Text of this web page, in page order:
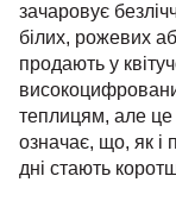
зачаровує
білих, рожевих
продають у
теплицям, але це
означає, що, як і
дні стають